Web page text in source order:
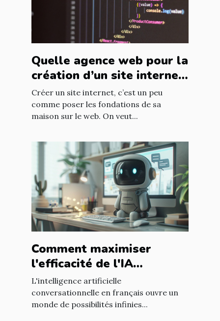
Quelle agence web pour la
création d’un site internet
à Neuchâtel ?
Créer un site internet, c’est un peu
comme poser les fondations de sa
maison sur le web. On veut...
Comment maximiser
l'efficacité de l'IA
conversationnelle en
français
L'intelligence artificielle
conversationnelle en français ouvre un
monde de possibilités infinies...